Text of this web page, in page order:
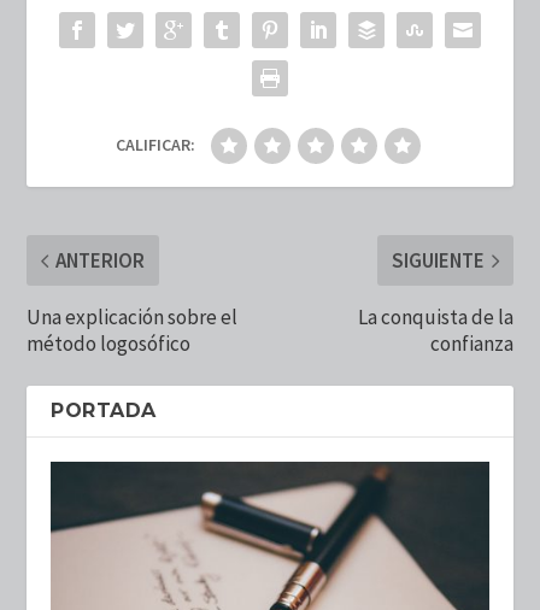
CALIFICAR:
ANTERIOR
Una explicación sobre el
método logosófico
SIGUIENTE
La conquista de la
confianza
PORTADA